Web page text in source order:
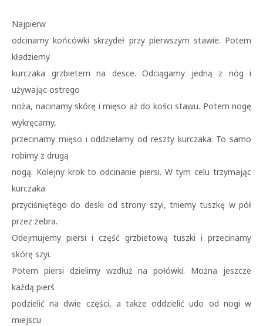
Najpierw
odcinamy końcówki skrzydeł przy pierwszym stawie. Potem
kładziemy
kurczaka grzbietem na desce. Odciągamy jedną z nóg i
używając ostrego
noża, nacinamy skórę i mięso aż do kości stawu. Potem nogę
wykręcamy,
przecinamy mięso i oddzielamy od reszty kurczaka. To samo
robimy z drugą
nogą. Kolejny krok to odcinanie piersi. W tym celu trzymając
kurczaka
przyciśniętego do deski od strony szyi, tniemy tuszkę w pół
przez żebra.
Odejmujemy piersi i część grzbietową tuszki i przecinamy
skórę szyi.
Potem piersi dzielimy wzdłuż na połówki. Można jeszcze
każdą pierś
podzielić na dwie części, a także oddzielić udo od nogi w
miejscu